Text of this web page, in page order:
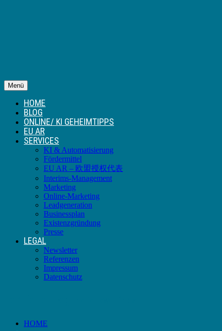
Menü
HOME
BLOG
ONLINE/ KI GEHEIMTIPPS
EU AR
SERVICES
KI & Automatisierung
Fördermittel
EU AR – 欧盟授权代表
Interims-Management
Marketing
Online-Marketing
Leadgeneration
Businessplan
Existenzgründung
Presse
LEGAL
Newsletter
Referenzen
Impressum
Datenschutz
HOME